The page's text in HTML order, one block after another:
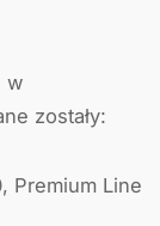
w
zostały:
Premium Line